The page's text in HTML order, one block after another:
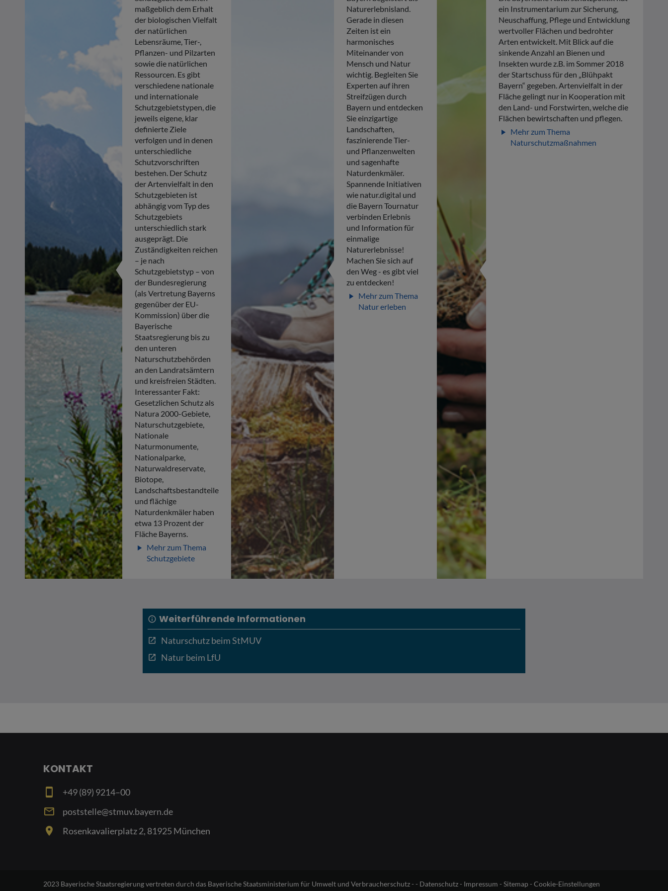
maßgeblich dem Erhalt
der biologischen Vielfalt
der natürlichen
Lebensräume, Tier-,
Pflanzen- und Pilzarten
sowie die natürlichen
Ressourcen. Es gibt
verschiedene nationale
und internationale
Schutzgebietstypen, die
jeweils eigene, klar
definierte Ziele
verfolgen und in denen
unterschiedliche
Schutzvorschriften
bestehen. Der Schutz
der Artenvielfalt in den
Schutzgebieten ist
abhängig vom Typ des
Schutzgebiets
unterschiedlich stark
ausgeprägt. Die
Zuständigkeiten reichen
– je nach
Schutzgebietstyp – von
der Bundesregierung
(als Vertretung Bayerns
gegenüber der EU-
Kommission) über die
Bayerische
Staatsregierung bis zu
den unteren
Naturschutzbehörden
an den Landratsämtern
und kreisfreien Städten.
Interessanter Fakt:
Gesetzlichen Schutz als
Natura 2000-Gebiete,
Naturschutzgebiete,
Nationale
Naturmonumente,
Nationalparke,
Naturwaldreservate,
Biotope,
Landschaftsbestandteile
und flächige
Naturdenkmäler haben
etwa 13 Prozent der
Fläche Bayerns.
play_arrow
Mehr zum Thema
Schutzgebiete
Naturerlebnisland.
Gerade in diesen
Zeiten ist ein
harmonisches
Miteinander von
Mensch und Natur
wichtig. Begleiten Sie
Experten auf ihren
Streifzügen durch
Bayern und entdecken
Sie einzigartige
Landschaften,
faszinierende Tier-
und Pflanzenwelten
und sagenhafte
Naturdenkmäler.
Spannende Initiativen
wie natur.digital und
die Bayern Tournatur
verbinden Erlebnis
und Information für
einmalige
Naturerlebnisse!
Machen Sie sich auf
den Weg - es gibt viel
zu entdecken!
play_arrow
Mehr zum Thema
Natur erleben
ein Instrumentarium zur Sicherung,
Neuschaffung, Pflege und Entwicklung
wertvoller Flächen und bedrohter
Arten entwickelt. Mit Blick auf die
sinkende Anzahl an Bienen und
Insekten wurde z.B. im Sommer 2018
der Startschuss für den „Blühpakt
Bayern“ gegeben. Artenvielfalt in der
Fläche gelingt nur in Kooperation mit
den Land- und Forstwirten, welche die
Flächen bewirtschaften und pflegen.
play_arrow
Mehr zum Thema
Naturschutzmaßnahmen
info Weiterführende Informationen
open_in_new Naturschutz beim StMUV
open_in_new Natur beim LfU
KONTAKT
smartphone +49 (89) 9214–00
email poststelle@stmuv.bayern.de
place Rosenkavalierplatz 2, 81925 München
2023 Bayerische Staatsregierung vertreten durch das Bayerische Staatsministerium für Umwelt und Verbraucherschutz - - Datenschutz- Impressum - Sitemap- Cookie-Einstellungen